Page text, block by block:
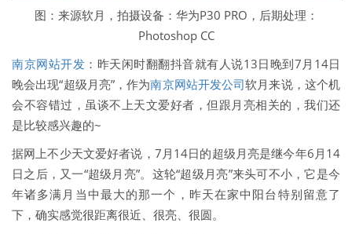
图：来源软月，拍摄设备：华为P30 PRO，后期处理：
Photoshop CC
南京网站开发 ：昨天闲时翻翻抖音就有人说13日晚到7月14日
晚会出现“超级月亮”，作为南京网站开发公司软月来说，这个机
会不容错过，虽谈不上天文爱好者，但跟月亮相关的，我们还
是比较感兴趣的~
据网上不少天文爱好者说，7月14日的超级月亮是继今年6月14
日之后，又一“超级月亮”。这轮“超级月亮”来头可不小，它是今
年诸多满月当中最大的那一个，昨天在家中阳台特别留意了
下，确实感觉很距离很近、很亮、很圆。